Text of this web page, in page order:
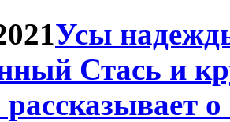
Усы
Стась и
о